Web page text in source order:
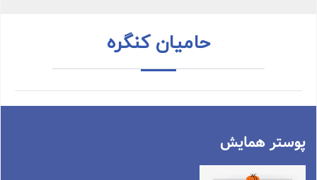
حامیان کنگره
پوستر همایش